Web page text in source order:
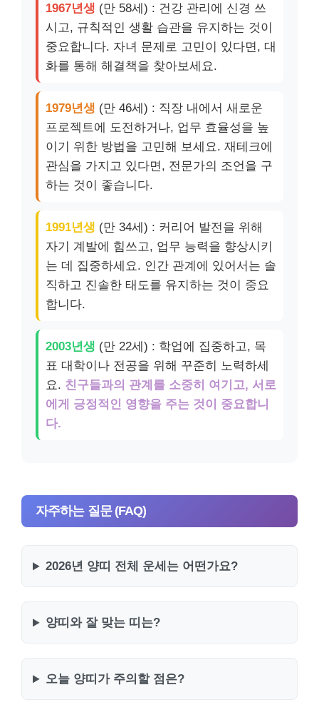
1967년생 (만 58세) : 건강 관리에 신경 쓰
시고, 규칙적인 생활 습관을 유지하는 것이
중요합니다. 자녀 문제로 고민이 있다면, 대
화를 통해 해결책을 찾아보세요.
1979년생 (만 46세) : 직장 내에서 새로운
프로젝트에 도전하거나, 업무 효율성을 높
이기 위한 방법을 고민해 보세요. 재테크에
관심을 가지고 있다면, 전문가의 조언을 구
하는 것이 좋습니다.
1991년생 (만 34세) : 커리어 발전을 위해
자기 계발에 힘쓰고, 업무 능력을 향상시키
는 데 집중하세요. 인간 관계에 있어서는 솔
직하고 진솔한 태도를 유지하는 것이 중요
합니다.
2003년생 (만 22세) : 학업에 집중하고, 목
표 대학이나 전공을 위해 꾸준히 노력하세
요. 친구들과의 관계를 소중히 여기고, 서로
에게 긍정적인 영향을 주는 것이 중요합니
다.
자주하는 질문 (FAQ)
2026년 양띠 전체 운세는 어떤가요?
양띠와 잘 맞는 띠는?
오늘 양띠가 주의할 점은?